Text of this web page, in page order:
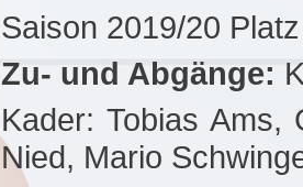
Saison 2019/20
Zu- und Abgänge:
Kader: Tobias
Nied, Mario